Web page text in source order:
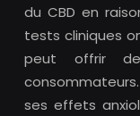
du CBD en
tests cliniques
peut offrir
ses effets